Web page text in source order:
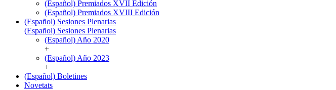
(Español) Premiados XVII Edición
(Español) Premiados XVIII Edición
(Español) Sesiones Plenarias
(Español) Sesiones Plenarias
(Español) Año 2020
+
(Español) Año 2023
+
(Español) Boletines
Novetats